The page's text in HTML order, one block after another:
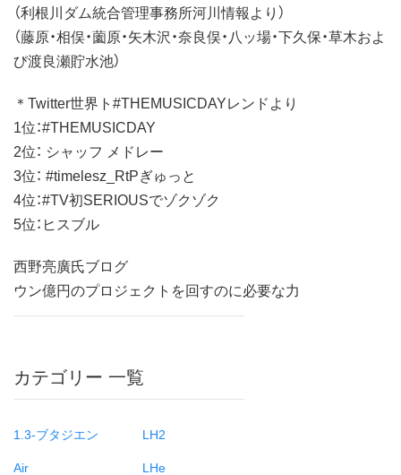
（利根川ダム統合管理事務所河川情報より）
（藤原・相俣・薗原・矢木沢・奈良俣・八ッ場・下久保・草木およ
び渡良瀬貯水池）
＊Twitter世界ト#THEMUSICDAYレンドより
1位：#THEMUSICDAY
2位： シャッフ メドレー
3位： #timelesz_RtPぎゅっと
4位：#TV初SERIOUSでゾクゾク
5位：ヒスブル
西野亮廣氏ブログ
ウン億円のプロジェクトを回すのに必要な力
カテゴリー 一覧
1.3-ブタジエン
Air
LH2
LHe